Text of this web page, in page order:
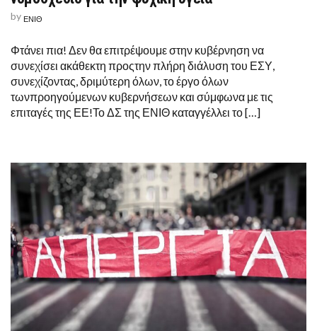
by ΕΝΙΘ
Φτάνει πια! Δεν θα επιτρέψουμε στην κυβέρνηση να
συνεχίσει ακάθεκτη προςτην πλήρη διάλυση του ΕΣΥ,
συνεχίζοντας, δριμύτερη όλων, το έργο όλων
τωνπροηγούμενων κυβερνήσεων και σύμφωνα με τις
επιταγές της ΕΕ!Το ΔΣ της ΕΝΙΘ καταγγέλλει το […]